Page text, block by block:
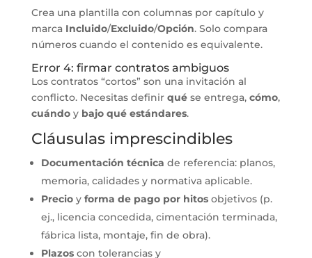
Crea una plantilla con columnas por capítulo y
marca Incluido/Excluido/Opción. Solo compara
números cuando el contenido es equivalente.
Error 4: firmar contratos ambiguos
Los contratos “cortos” son una invitación al
conflicto. Necesitas definir quése entrega, cómo,
cuándoy bajo qué estándares.
Cláusulas imprescindibles
Documentación técnica de referencia: planos,
memoria, calidades y normativa aplicable.
Precioy forma de pago por hitosobjetivos (p.
ej., licencia concedida, cimentación terminada,
fábrica lista, montaje, fin de obra).
Plazoscon tolerancias y